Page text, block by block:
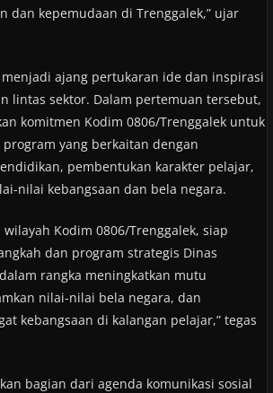
dan kepemudaan di Trenggalek,” ujar
ajang pertukaran ide dan inspirasi
lintas sektor. Dalam pertemuan tersebut,
komitmen Kodim 0806/Trenggalek untuk
yang berkaitan dengan
pembentukan karakter pelajar,
nilai kebangsaan dan bela negara.
Kodim 0806/Trenggalek, siap
dan program strategis Dinas
rangka meningkatkan mutu
nilai-nilai bela negara, dan
kebangsaan di kalangan pelajar,” tegas
bagian dari agenda komunikasi sosial